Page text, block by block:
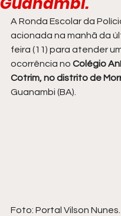
A Ronda Escolar da
acionada na manhã da
feira (11) para atender
ocorrência no Colégio
Cotrim, no distrito de
Guanambi (BA).
Foto: Portal Vilson Nunes.